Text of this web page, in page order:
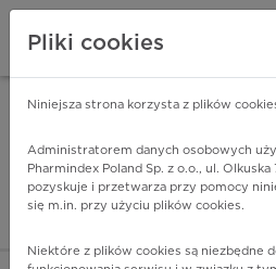
ZALOGUJ SIĘ
Pliki cookies
Niniejsza strona korzysta z plików
Administratorem danych osobowych
Pharmindex Poland Sp. z o.o., ul.
pozyskuje i przetwarza przy pomocy
się m.in. przy użyciu plików cookies.
Niektóre z plików cookies są niezbędne
ZA DARMO - w Google Play